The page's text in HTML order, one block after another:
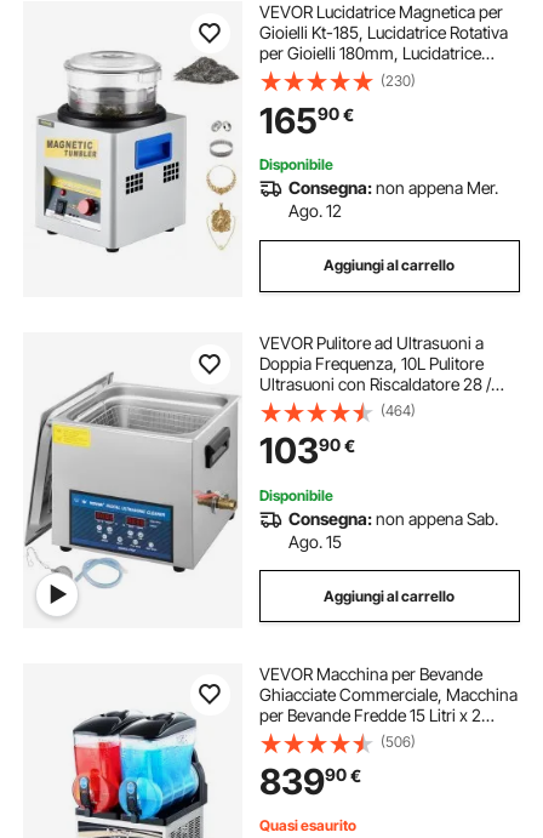
VEVOR Lucidatrice Magnetica per
Gioielli Kt-185, Lucidatrice Rotativa
per Gioielli 180mm, Lucidatrice
Professionale a Tamburo Rotante
con Rotazione Bidirezionale 2000
RPM, per Metallo Leggero
(230)
16590€
Disponibile
Consegna:non appena Mer.
Ago. 12
Aggiungi al carrello
VEVOR Pulitore ad Ultrasuoni a
Doppia Frequenza, 10L Pulitore
Ultrasuoni con Riscaldatore 28 /
40KHz, Macchina per la Pulizia in
Acciaio Inossidabile, per Parti di
Gioielli, Occhiali, Denture ecc.
(464)
10390€
Disponibile
Consegna:non appena Sab.
Ago. 15
Aggiungi al carrello
VEVOR Macchina per Bevande
Ghiacciate Commerciale, Macchina
per Bevande Fredde 15 Litri x 2
Drink Frullati Margarita in Acciaio
Inox, Frullatore per Slush per Feste
Ristoranti, Caffetterie, Bar
(506)
83990€
Quasi esaurito